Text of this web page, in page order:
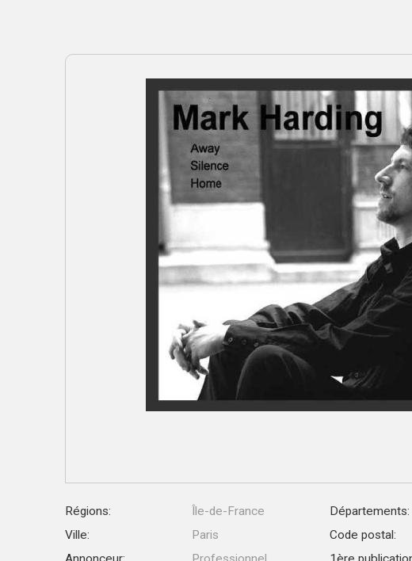
Régions: Île-de-France Départements:
Ville:
Paris Code postal: